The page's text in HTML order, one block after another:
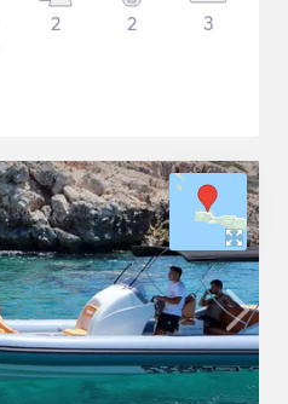
2 2 3